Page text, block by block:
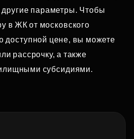
другие параметры. Чтобы
в ЖК от московского
доступной цене, вы можете
рассрочку, а также
субсидиями.